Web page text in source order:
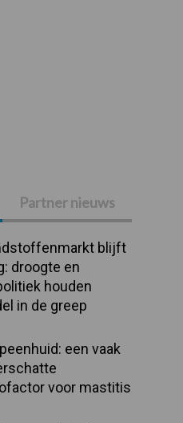
Partner nieuws
blijft
droogte en
houden
in de greep
een vaak
voor mastitis